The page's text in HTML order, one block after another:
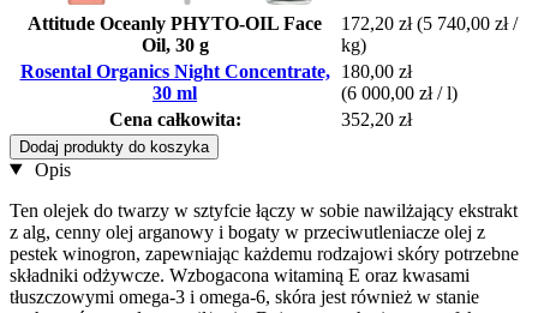
Attitude Oceanly PHYTO-OIL Face
Oil, 30 g
172,20 zł (5 740,00 zł /
kg)
Rosental Organics Night Concentrate,
30 ml
180,00 zł
(6 000,00 zł / l)
Cena całkowita:
352,20 zł
Dodaj produkty do koszyka
Opis
Ten olejek do twarzy w sztyfcie łączy w sobie nawilżający ekstrakt
z alg, cenny olej arganowy i bogaty w przeciwutleniacze olej z
pestek winogron, zapewniając każdemu rodzajowi skóry potrzebne
składniki odżywcze. Wzbogacona witaminą E oraz kwasami
tłuszczowymi omega-3 i omega-6, skóra jest również w stanie